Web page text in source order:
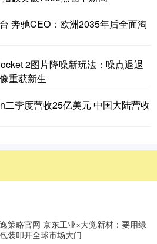
奔驰CEO：欧洲2035年后全面淘
2图片降噪新玩法：噪点退退
重获新生
二季度营收25亿美元 中国大陆营收
策略官网 京东工业×大觉新材：要用绿
装叩开全球市场大门